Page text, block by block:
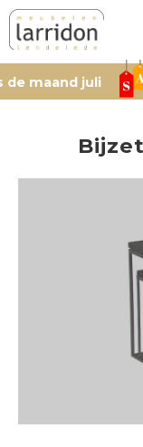
juli